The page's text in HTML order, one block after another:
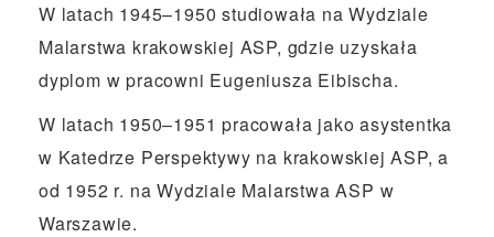
W latach 1945–1950 studiowała na Wydziale
Malarstwa krakowskiej ASP, gdzie uzyskała
dyplom w pracowni Eugeniusza Eibischa.
W latach 1950–1951 pracowała jako asystentka
w Katedrze Perspektywy na krakowskiej ASP, a
od 1952 r. na Wydziale Malarstwa ASP w
Warszawie.